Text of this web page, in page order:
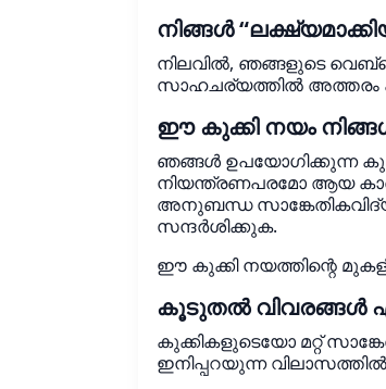
നിങ്ങൾ
നിലവിൽ, ഞങ്ങളുടെ
സാഹചര്യത്തിൽ അത്തരം
ഈ കുക്കി നയം
ഞങ്ങൾ ഉപയോഗിക്കുന്ന
നിയന്ത്രണപരമോ ആയ
അനുബന്ധ
സന്ദർശിക്കുക.
ഈ കുക്കി നയത്തിന്റെ
കൂടുതൽ വിവരങ്ങൾ
കുക്കികളുടെയോ മറ്റ്
ഇനിപ്പറയുന്ന